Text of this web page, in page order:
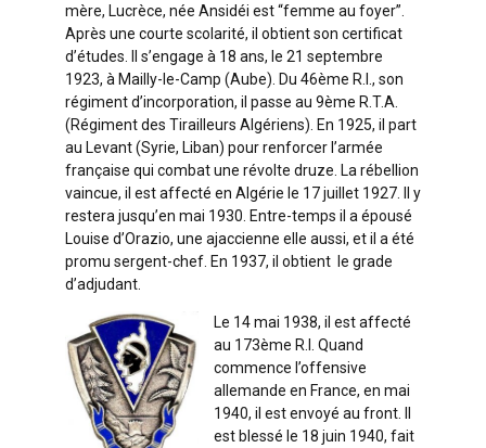
mère, Lucrèce, née Ansidéi est “femme au foyer”.
Après une courte scolarité, il obtient son certificat
d’études. Il s’engage à 18 ans, le 21 septembre
1923, à Mailly-le-Camp (Aube). Du 46ème R.I., son
régiment d’incorporation, il passe au 9ème R.T.A.
(Régiment des Tirailleurs Algériens). En 1925, il part
au Levant (Syrie, Liban) pour renforcer l’armée
française qui combat une révolte druze. La rébellion
vaincue, il est affecté en Algérie le 17 juillet 1927. Il y
restera jusqu’en mai 1930. Entre-temps il a épousé
Louise d’Orazio, une ajaccienne elle aussi, et il a été
promu sergent-chef. En 1937, il obtient le grade
d’adjudant.
Le 14 mai 1938, il est affecté
au 173ème R.I. Quand
commence l’offensive
allemande en France, en mai
1940, il est envoyé au front. Il
est blessé le 18 juin 1940, fait